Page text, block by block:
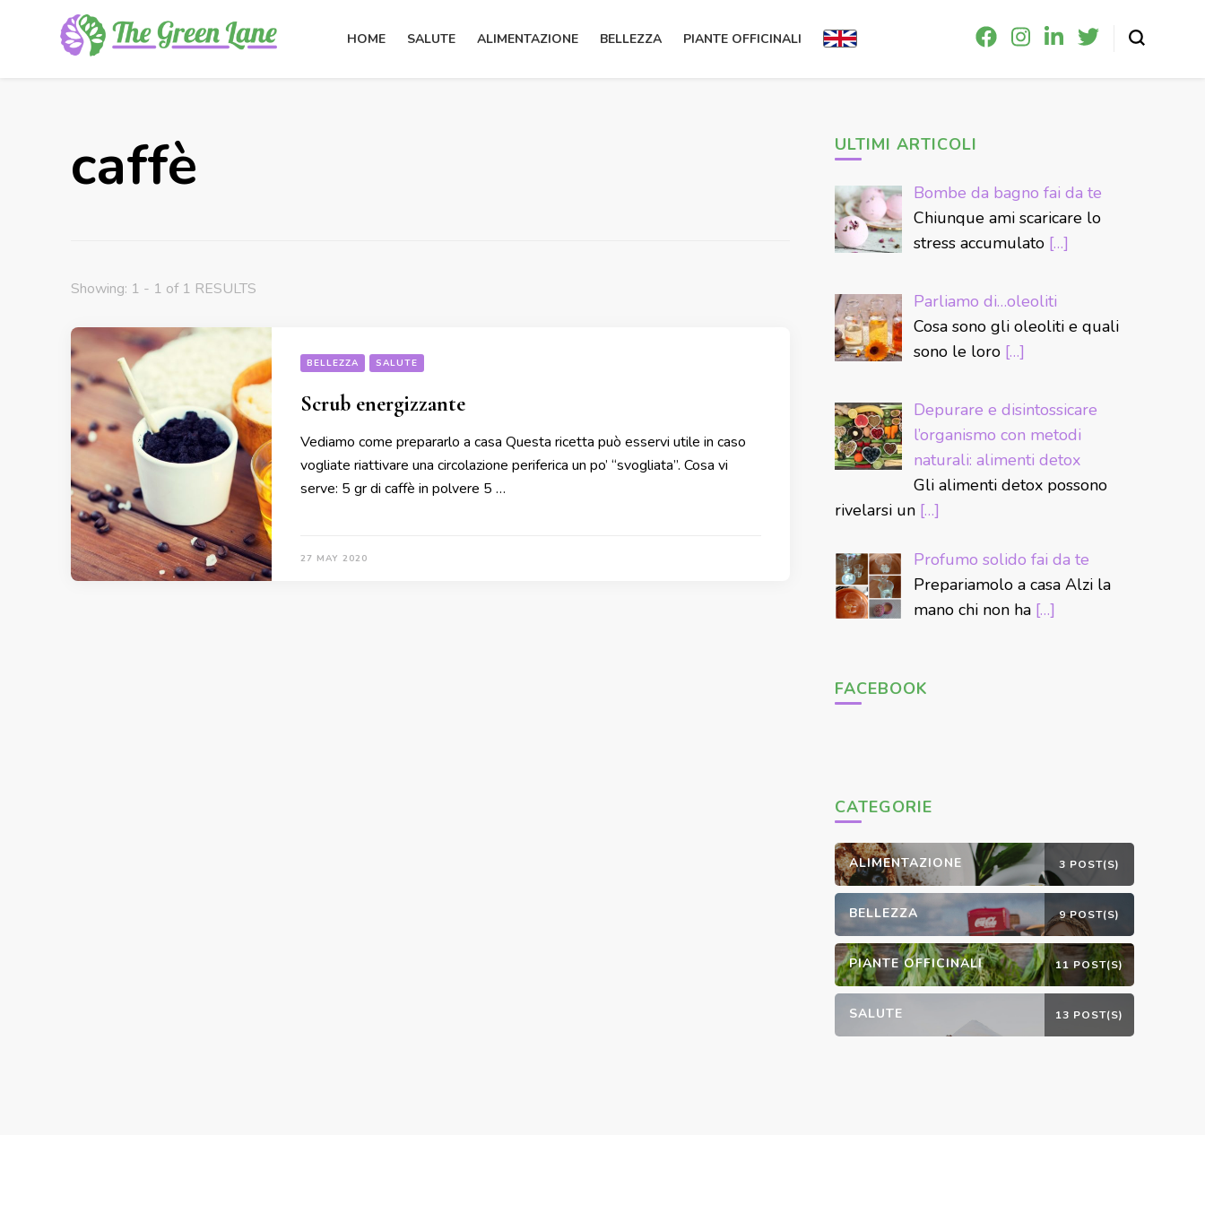
HOME SALUTE ALIMENTAZIONE BELLEZZA PIANTE OFFICINALI
caffè
Showing: 1 - 1 of 1 RESULTS
BELLEZZA SALUTE
Scrub energizzante
Vediamo come prepararlo a casa Questa ricetta può esservi utile in caso
vogliate riattivare una circolazione periferica un po’ “svogliata”. Cosa vi
serve: 5 gr di caffè in polvere 5 …
27 MAY 2020
ULTIMI ARTICOLI
Bombe da bagno fai da te
Chiunque ami scaricare lo
stress accumulato […]
Parliamo di…oleoliti
Cosa sono gli oleoliti e quali
sono le loro […]
Depurare e disintossicare
l’organismo con metodi
naturali: alimenti detox
Gli alimenti detox possono
rivelarsi un […]
Profumo solido fai da te
Prepariamolo a casa Alzi la
mano chi non ha […]
FACEBOOK
CATEGORIE
ALIMENTAZIONE 3 POST(S)
BELLEZZA 9 POST(S)
PIANTE OFFICINALI 11 POST(S)
SALUTE 13 POST(S)